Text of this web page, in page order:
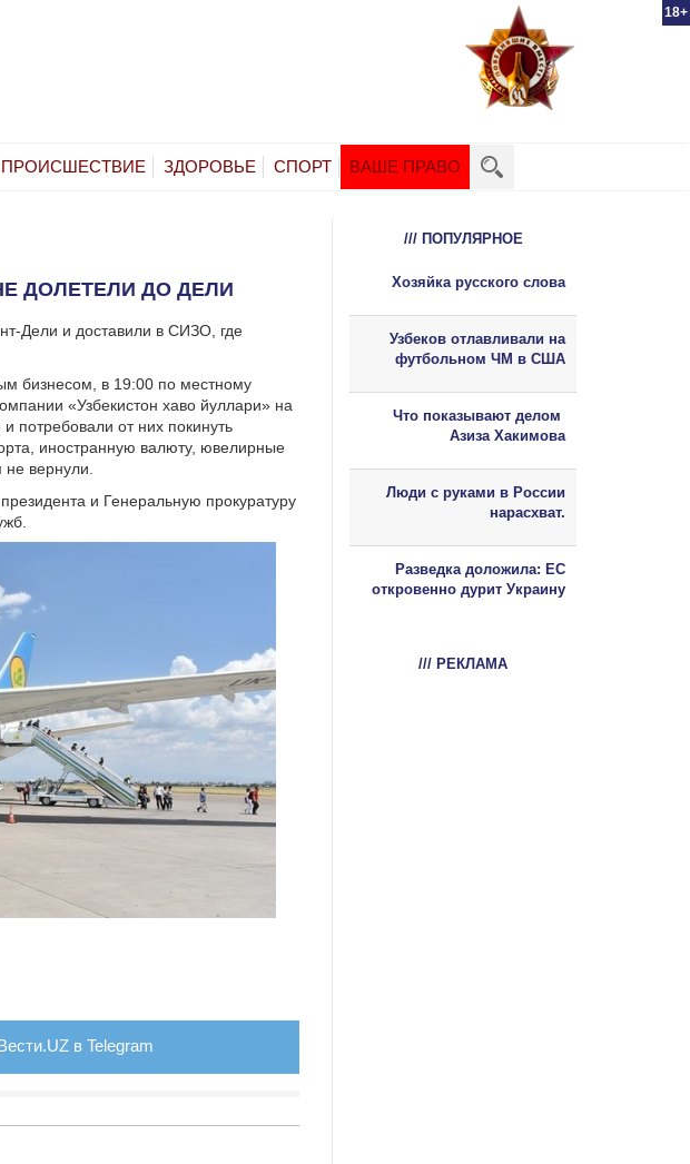
18+
ПРОИСШЕСТВИЕ ЗДОРОВЬЕ СПОРТ ВАШЕ ПРАВО
ДОЛЕТЕЛИ ДО ДЕЛИ
Дели и доставили в СИЗО, где
бизнесом, в 19:00 по местному
«Узбекистон хаво йуллари» на
потребовали от них покинуть
иностранную валюту, ювелирные
вернули.
и Генеральную прокуратуру
в Telegram
/// ПОПУЛЯРНОЕ
Хозяйка русского слова
Узбеков отлавливали на
футбольном ЧМ в США
Что показывают делом
Азиза Хакимова
Люди с руками в России
нарасхват.
Разведка доложила: ЕС
откровенно дурит Украину
/// РЕКЛАМА